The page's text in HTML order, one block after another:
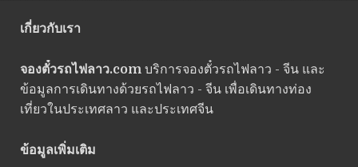
เกี่ยวกับเรา
จองตั๋วรถไฟลาว.com บริการจองตั๋วรถไฟลาว - จีน และ
ข้อมูลการเดินทางด้วยรถไฟลาว - จีน เพื่อเดินทางท่อง
เที่ยวในประเทศลาว และประเทศจีน
ข้อมูลเพิ่มเติม